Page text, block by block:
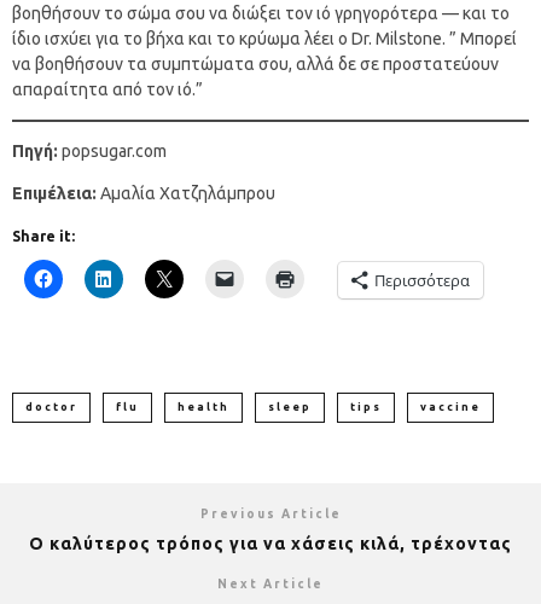
βοηθήσουν το σώμα σου να διώξει τον ιό γρηγορότερα — και το
ίδιο ισχύει για το βήχα και το κρύωμα λέει ο Dr. Milstone. ” Μπορεί
να βοηθήσουν τα συμπτώματα σου, αλλά δε σε προστατεύουν
απαραίτητα από τον ιό.”
Πηγή: popsugar.com
Επιμέλεια: Αμαλία Χατζηλάμπρου
Share it:
Περισσότερα
doctor flu health sleep tips vaccine
Previous Article
Ο καλύτερος τρόπος για να χάσεις κιλά, τρέχοντας
Next Article